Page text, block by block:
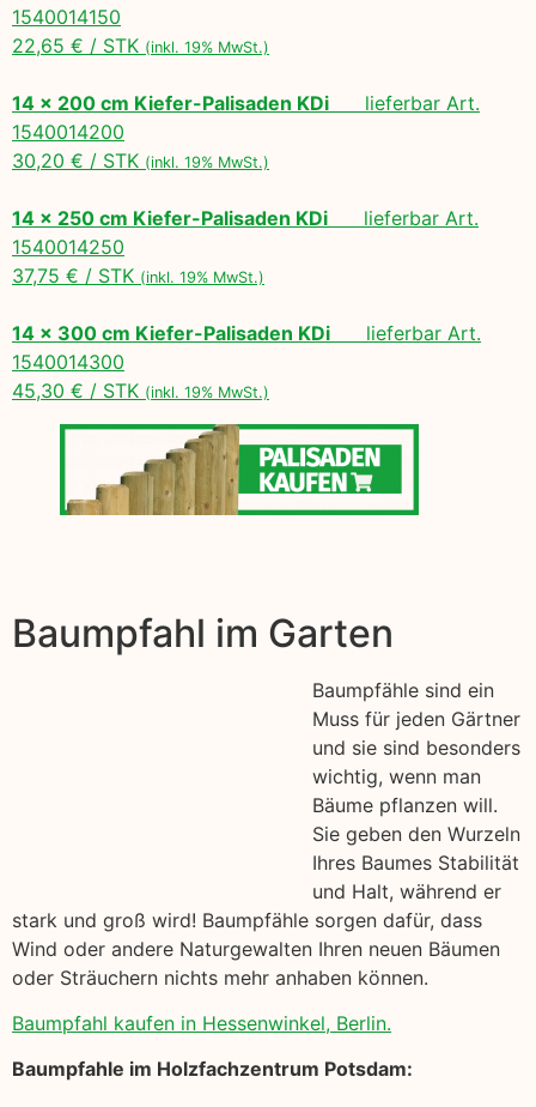
1540014150
22,65 € / STK (inkl. 19% MwSt.)
14 x 200 cm Kiefer-Palisaden KDi lieferbar Art.
1540014200
30,20 € / STK (inkl. 19% MwSt.)
14 x 250 cm Kiefer-Palisaden KDi lieferbar Art.
1540014250
37,75 € / STK (inkl. 19% MwSt.)
14 x 300 cm Kiefer-Palisaden KDi lieferbar Art.
1540014300
45,30 € / STK (inkl. 19% MwSt.)
Baumpfahl im Garten
Baumpfähle sind ein
Muss für jeden Gärtner
und sie sind besonders
wichtig, wenn man
Bäume pflanzen will.
Sie geben den Wurzeln
Ihres Baumes Stabilität
und Halt, während er
stark und groß wird! Baumpfähle sorgen dafür, dass
Wind oder andere Naturgewalten Ihren neuen Bäumen
oder Sträuchern nichts mehr anhaben können.
Baumpfahl kaufen in Hessenwinkel, Berlin.
Baumpfahle im Holzfachzentrum Potsdam: